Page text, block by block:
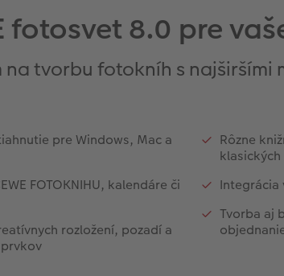
fotosvet 8.0 pre
na tvorbu fotokníh s najširšími
pre Windows, Mac a
FOTOKNIHU, kalendáre či
rozložení, pozadí a
Rôzne
Integrácia
Tvorba aj